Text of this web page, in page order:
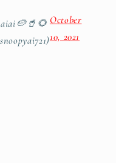
October
10, 2021